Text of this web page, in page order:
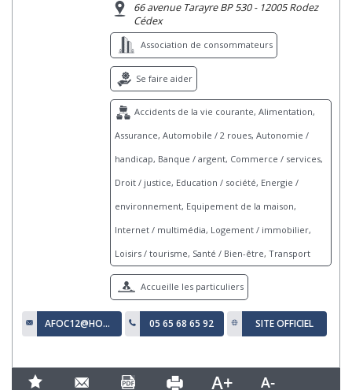
66 avenue Tarayre BP 530 - 12005 Rodez
Cédex
Association de consommateurs
Se faire aider
Accidents de la vie courante, Alimentation,
Assurance, Automobile / 2 roues, Autonomie /
handicap, Banque / argent, Commerce / services,
Droit / justice, Education / société, Energie /
environnement, Equipement de la maison,
Internet / multimédia, Logement / immobilier,
Loisirs / tourisme, Santé / Bien-être, Transport
Accueille les particuliers
AFOC12@HOTMAIL.FR 05 65 68 65 92 SITE OFFICIEL